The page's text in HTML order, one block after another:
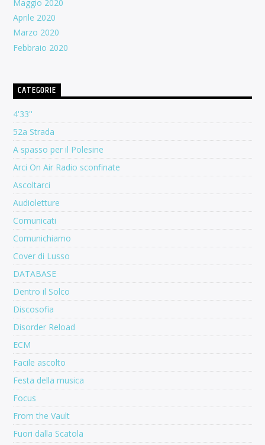
Maggio 2020
Aprile 2020
Marzo 2020
Febbraio 2020
CATEGORIE
4'33''
52a Strada
A spasso per il Polesine
Arci On Air Radio sconfinate
Ascoltarci
Audioletture
Comunicati
Comunichiamo
Cover di Lusso
DATABASE
Dentro il Solco
Discosofia
Disorder Reload
ECM
Facile ascolto
Festa della musica
Focus
From the Vault
Fuori dalla Scatola